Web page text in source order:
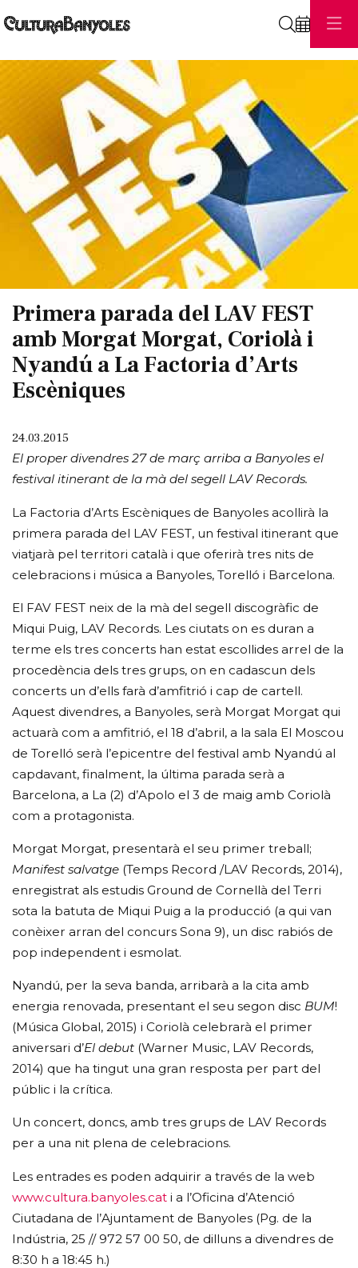
Primera parada del LAV FEST
amb Morgat Morgat, Coriolà i
Nyandú a La Factoria d’Arts
Escèniques
24.03.2015
El proper divendres 27 de març arriba a Banyoles el
festival itinerant de la mà del segell LAV Records.
La Factoria d’Arts Escèniques de Banyoles acollirà la
primera parada del LAV FEST, un festival itinerant que
viatjarà pel territori català i que oferirà tres nits de
celebracions i música a Banyoles, Torelló i Barcelona.
El FAV FEST neix de la mà del segell discogràfic de
Miqui Puig, LAV Records. Les ciutats on es duran a
terme els tres concerts han estat escollides arrel de la
procedència dels tres grups, on en cadascun dels
concerts un d’ells farà d’amfitrió i cap de cartell.
Aquest divendres, a Banyoles, serà Morgat Morgat qui
actuarà com a amfitrió, el 18 d’abril, a la sala El Moscou
de Torelló serà l’epicentre del festival amb Nyandú al
capdavant, finalment, la última parada serà a
Barcelona, a La (2) d’Apolo el 3 de maig amb Coriolà
com a protagonista.
Morgat Morgat, presentarà el seu primer treball;
Manifest salvatge (Temps Record /LAV Records, 2014),
enregistrat als estudis Ground de Cornellà del Terri
sota la batuta de Miqui Puig a la producció (a qui van
conèixer arran del concurs Sona 9), un disc rabiós de
pop independent i esmolat.
Nyandú, per la seva banda, arribarà a la cita amb
energia renovada, presentant el seu segon disc BUM!
(Música Global, 2015) i Coriolà celebrarà el primer
aniversari d’El debut (Warner Music, LAV Records,
2014) que ha tingut una gran resposta per part del
públic i la crítica.
Un concert, doncs, amb tres grups de LAV Records
per a una nit plena de celebracions.
Les entrades es poden adquirir a través de la web
www.cultura.banyoles.cat i a l’Oficina d’Atenció
Ciutadana de l’Ajuntament de Banyoles (Pg. de la
Indústria, 25 // 972 57 00 50, de dilluns a divendres de
8:30 h a 18:45 h.)